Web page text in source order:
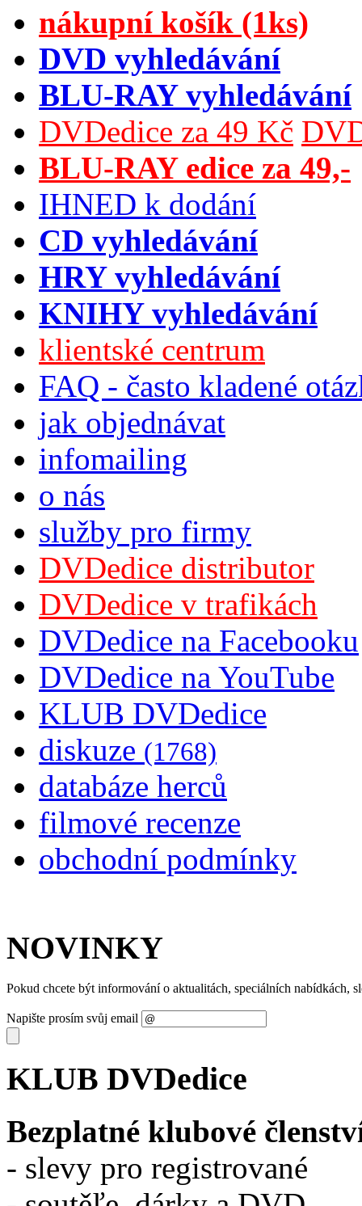
nákupní košík (1ks)
DVD vyhledávání
BLU-RAY vyhledávání
DVDedice za 49 Kč
BLU-RAY edice za 49,-
IHNED k dodání
CD vyhledávání
HRY vyhledávání
KNIHY vyhledávání
klientské centrum
FAQ - často kladené
jak objednávat
infomailing
o nás
služby pro firmy
DVDedice distributor
DVDedice v trafikách
DVDedice na Facebooku
DVDedice na YouTube
KLUB DVDedice
diskuze (1768)
databáze herců
filmové recenze
obchodní podmínky
NOVINKY
Pokud chcete být informování o aktualitách, speciálních nabídkách,
Napište prosím svůj email
KLUB DVDedice
Bezplatné klubové
- slevy pro registrované